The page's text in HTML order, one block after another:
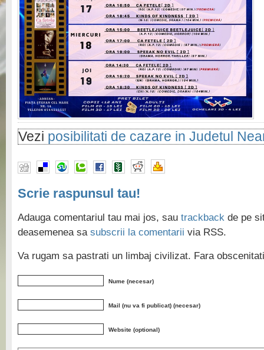
Vezi posibilitati de cazare in Judetul
Scrie raspunsul tau!
Adauga comentariul tau mai jos, sau trackback de pe
deasemenea sa subscrii la comentarii via RSS.
Va rugam sa pastrati un limbaj civilizat. Fara
Nume (necesar)
Mail (nu va fi publicat) (necesar)
Website (optional)